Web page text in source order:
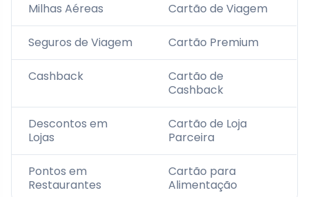
Milhas Aéreas Cartão de Viagem
Seguros de Viagem Cartão Premium
Cashback
Cartão de
Cashback
Descontos em
Lojas
Cartão de Loja
Parceira
Pontos em
Restaurantes
Cartão para
Alimentação